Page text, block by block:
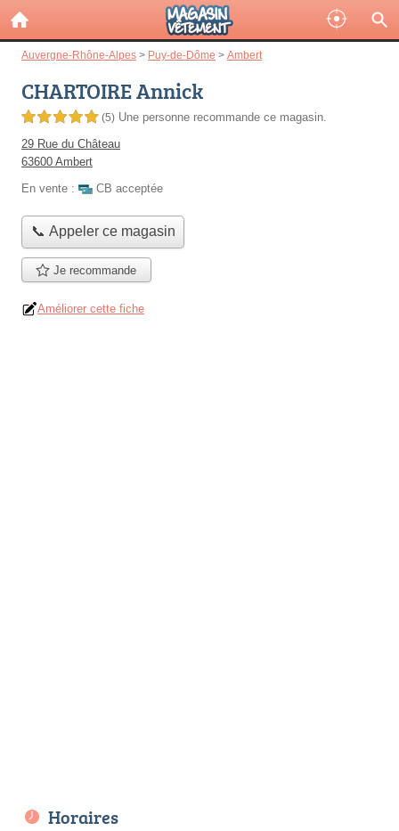
Auvergne-Rhône-Alpes > Puy-de-Dôme > Ambert
CHARTOIRE Annick
5,0 étoiles sur 5 (5) Une personne recommande ce magasin.
29 Rue du Château
63600 Ambert
En vente :
CB acceptée
📞 Appeler ce magasin
Je recommande
Améliorer cette fiche
Horaires